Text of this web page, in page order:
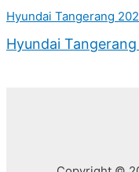
Hyundai Tangerang
Hyundai